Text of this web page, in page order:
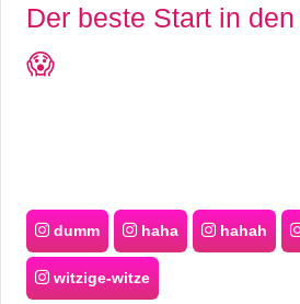
Der beste Start in
😱
dumm haha hahah
witzige-witze